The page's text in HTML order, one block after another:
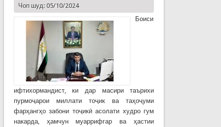
Чоп шуд: 05/10/2024
Боиси
ифтихормандист, ки дар масири таърихи
пурмоҷарои миллати тоҷик ва таҳоҷуми
фарҳангҳо забони тоҷикӣ асолати худро гум
накарда, ҳамчун муаррифгар ва ҳастии